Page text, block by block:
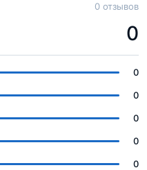
0 отзывов
0
0
0
0
0
0